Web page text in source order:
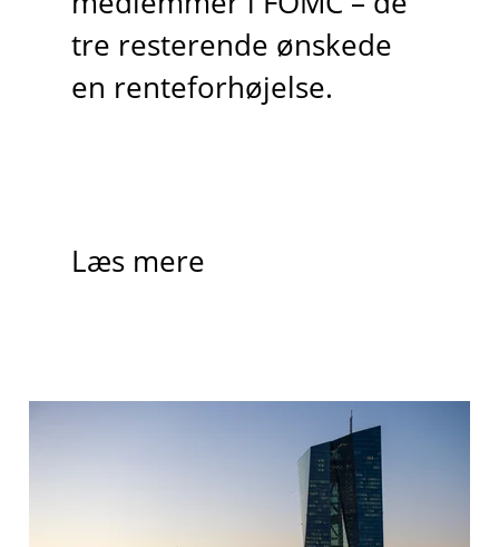
tre resterende ønskede
en renteforhøjelse.
Læs mere